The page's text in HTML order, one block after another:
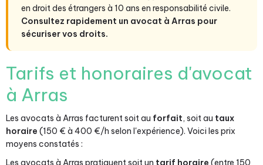
en droit des étrangers à 10 ans en responsabilité civile.
Consultez rapidement un avocat à Arras pour
sécuriser vos droits.
Tarifs et honoraires d'avocat
à Arras
Les avocats à Arras facturent soit au forfait, soit au taux
horaire (150 € à 400 €/h selon l'expérience). Voici les prix
moyens constatés :
Les avocats à Arras pratiquent soit un tarif horaire (entre 150